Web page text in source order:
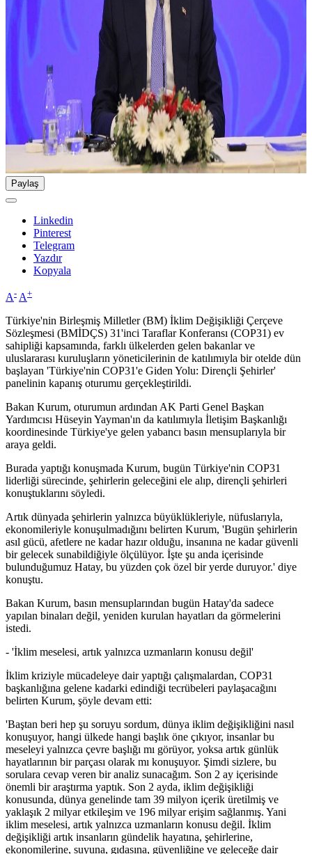
Paylaş
Linkedin
Pinterest
Telegram
Yazdır
Kopyala
A- A+
Türkiye'nin Birleşmiş Milletler (BM) İklim Değişikliği Çerçeve
Sözleşmesi (BMİDÇS) 31'inci Taraflar Konferansı (COP31) ev
sahipliği kapsamında, farklı ülkelerden gelen bakanlar ve
uluslararası kuruluşların yöneticilerinin de katılımıyla bir otelde dün
başlayan 'Türkiye'nin COP31'e Giden Yolu: Dirençli Şehirler'
panelinin kapanış oturumu gerçekleştirildi.
Bakan Kurum, oturumun ardından AK Parti Genel Başkan
Yardımcısı Hüseyin Yayman'ın da katılımıyla İletişim Başkanlığı
koordinesinde Türkiye'ye gelen yabancı basın mensuplarıyla bir
araya geldi.
Burada yaptığı konuşmada Kurum, bugün Türkiye'nin COP31
liderliği sürecinde, şehirlerin geleceğini ele alıp, dirençli şehirleri
konuştuklarını söyledi.
Artık dünyada şehirlerin yalnızca büyüklükleriyle, nüfuslarıyla,
ekonomileriyle konuşulmadığını belirten Kurum, 'Bugün şehirlerin
asıl gücü, afetlere ne kadar hazır olduğu, insanına ne kadar güvenli
bir gelecek sunabildiğiyle ölçülüyor. İşte şu anda içerisinde
bulunduğumuz Hatay, bu yüzden çok özel bir yerde duruyor.' diye
konuştu.
Bakan Kurum, basın mensuplarından bugün Hatay'da sadece
yapılan binaları değil, yeniden kurulan hayatları da görmelerini
istedi.
- 'İklim meselesi, artık yalnızca uzmanların konusu değil'
İklim kriziyle mücadeleye dair yaptığı çalışmalardan, COP31
başkanlığına gelene kadarki edindiği tecrübeleri paylaşacağını
belirten Kurum, şöyle devam etti:
'Baştan beri hep şu soruyu sordum, dünya iklim değişikliğini nasıl
konuşuyor, hangi ülkede hangi başlık öne çıkıyor, insanlar bu
meseleyi yalnızca çevre başlığı mı görüyor, yoksa artık günlük
hayatlarının bir parçası olarak mı konuşuyor. Şimdi sizlere, bu
sorulara cevap veren bir analiz sunacağım. Son 2 ay içerisinde
önemli bir araştırma yaptık. Son 2 ayda, iklim değişikliği
konusunda, dünya genelinde tam 39 milyon içerik üretilmiş ve
yaklaşık 2 milyar etkileşim ve 196 milyar erişim sağlanmış. Yani
iklim meselesi, artık yalnızca uzmanların konusu değil. İklim
değişikliği artık insanların gündelik hayatına, şehirlerine,
ekonomilerine, suyuna, gıdasına, güvenliğine ve geleceğe dair